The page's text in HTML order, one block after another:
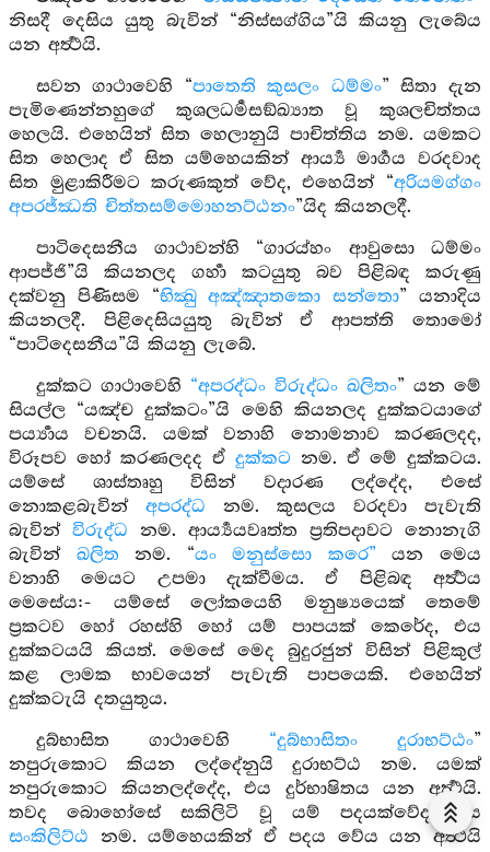
නිසදී දෙසිය යුතු බැවින් “නිස්සග්ගිය”යි කියනු ලැබේය
යන අර්‍ත්‍ථයි.
සවන ගාථාවෙහි “පාතෙති කුසලං ධම්මං” සිතා දැන
පැමිණෙන්නහුගේ කුශලධර්‍මසඞ්ඛ්‍යාත වූ කුශලචිත්තය
හෙලයි. එහෙයින් සිත හෙලානුයි පාචිත්තිය නම. යමකට
සිත හෙලාද ඒ සිත යම්හෙයකින් ආර්‍ය්‍ය මාර්‍ගය වරදවාද
සිත මුළාකිරීමට කරුණකුත් වේද, එහෙයින් “අරියමග්ගං
අපරජ්ඣති චිත්තසම්මොහනට්ඨනං”යිද කියනලදී.
පාටිදෙසනීය ගාථාවන්හි “ගාරය්හං ආවුසො ධම්මං
ආපජ්ජි”යි කියනලද ගර්‍හා කටයුතු බව පිළිබඳ කරුණු
දක්වනු පිණිසම “භික්‍ඛු අඤ්ඤාතකො සන්තො” යනාදිය
කියනලදී. පිළිදෙසියයුතු බැවින් ඒ ආපත්ති තොමෝ
“පාටිදෙසනීය”යි කියනු ලැබේ.
දුක්කට ගාථාවෙහි “අපරද්ධං විරුද්ධං ඛලිතං” යන මේ
සියල්ල “යඤ්ච දුක්කටං”යි මෙහි කියනලද දුක්කටයාගේ
පර්‍ය්‍යාය වචනයි. යමක් වනාහි නොමනාව කරණලදද,
විරූපව හෝ කරණලදද ඒ දුක්කට නම. ඒ මේ දුක්කටය.
යම්සේ ශාස්තෘහු විසින් වදාරණ ලද්දේද, එසේ
නොකළබැවින් අපරද්ධ නම. කුසලය වරදවා පැවැති
බැවින් විරුද්ධ නම. ආර්‍ය්‍යයවෘත්ත ප්‍රතිපදාවට නොනැගි
බැවින් ඛලිත නම. “යං මනුස්සො කරෙ” යන මෙය
වනාහි මෙයට උපමා දැක්වීමය. ඒ පිළිබඳ අර්‍ත්‍ථය
මෙසේය:- යම්සේ ලෝකයෙහි මනුෂ්‍යයෙක් තෙමේ
ප්‍රකටව හෝ රහස්හි හෝ යම් පාපයක් කෙරේද, එය
දුක්කටයයි කියත්. මෙසේ මෙද බුදුරජුන් විසින් පිළිකුල්
කළ ලාමක භාවයෙන් පැවැති පාපයෙකි. එහෙයින්
දුක්කටැයි දතයුතුය.
දුබ්භාසිත ගාථාවෙහි “දුබ්භාසිතං දුරාභට්ඨං”
නපුරුකොට කියන ලද්දේනුයි දුරාභට්ඨ නම. යමක්
නපුරුකොට කියනලද්දේද, එය දුර්භාෂිතය යන අර්‍ත්‍ථයි.
තවද බොහෝසේ සකිලිටි වූ යම් පදයක්වේද, එය
සංකිලිට්ඨ නම. යම්හෙයකින් ඒ පදය වේය යන අර්‍ත්‍ථයි